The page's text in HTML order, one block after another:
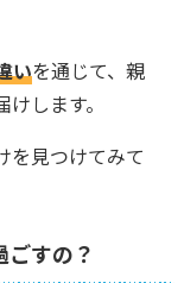
いを通じて、親
します。
を見つけてみて
すの？